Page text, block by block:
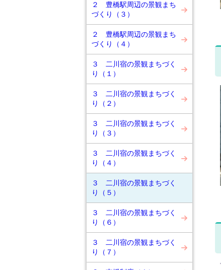
２ 豊橋駅周辺の景観まち
づくり（３）
２ 豊橋駅周辺の景観まち
づくり（４）
３ 二川宿の景観まちづく
り（１）
３ 二川宿の景観まちづく
り（２）
３ 二川宿の景観まちづく
り（３）
３ 二川宿の景観まちづく
り（４）
３ 二川宿の景観まちづく
り（５）
３ 二川宿の景観まちづく
り（６）
３ 二川宿の景観まちづく
り（７）